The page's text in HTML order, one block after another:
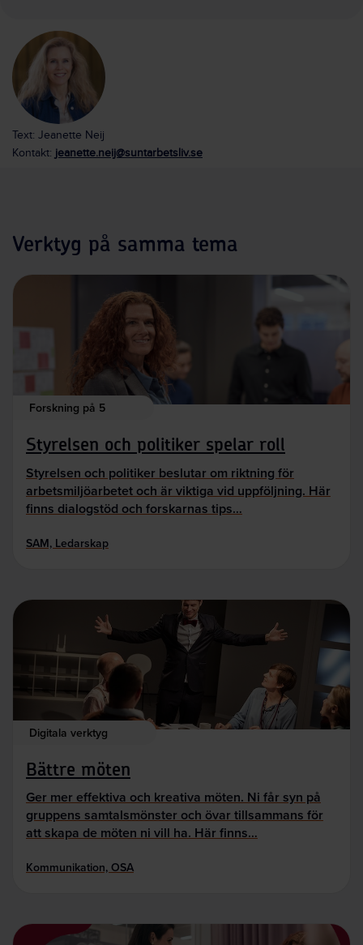
Text: Jeanette Neij
Kontakt: jeanette.neij@suntarbetsliv.se
Verktyg på samma tema
Forskning på 5
Styrelsen och politiker spelar roll
Styrelsen och politiker beslutar om riktning för
arbetsmiljöarbetet och är viktiga vid uppföljning. Här
finns dialogstöd och forskarnas tips…
SAM, Ledarskap
Digitala verktyg
Bättre möten
Ger mer effektiva och kreativa möten. Ni får syn på
gruppens samtalsmönster och övar tillsammans för
att skapa de möten ni vill ha. Här finns…
Kommunikation, OSA